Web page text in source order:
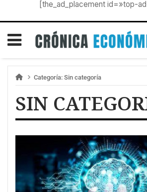
[the_ad_placement id=»top-
Categoría: Sin categoría
SIN